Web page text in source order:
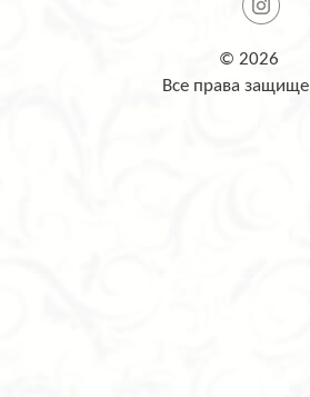
© 2026
Все права